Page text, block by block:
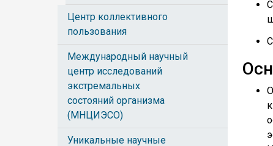
Центр коллективного
пользования
Международный научный
центр исследований
экстремальных
состояний организма
(МНЦИЭСО)
Уникальные научные